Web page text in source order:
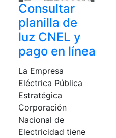
Consultar
planilla de
luz CNEL y
pago en línea
La Empresa
Eléctrica Pública
Estratégica
Corporación
Nacional de
Electricidad tiene